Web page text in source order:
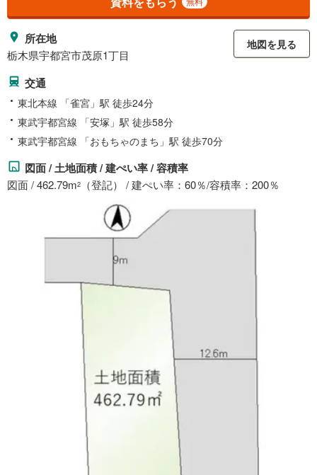
所在地
栃木県宇都宮市茂原1丁目
地図を見る
交通
東北本線 「雀宮」駅 徒歩24分
東武宇都宮線 「安塚」駅 徒歩58分
東武宇都宮線 「おもちゃのまち」駅 徒歩70分
図面 / 土地面積 / 建ぺい率 / 容積率
図面 / 462.79m2 （登記） / 建ぺい率：60％/容積率：200％